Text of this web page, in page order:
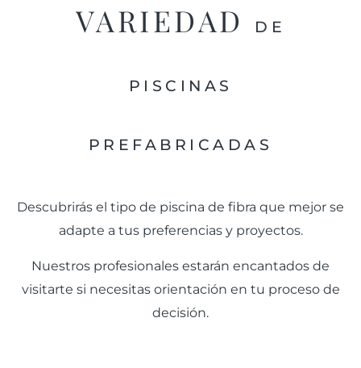
VARIEDAD DE
PISCINAS
PREFABRICADAS
Descubrirás el tipo de piscina de fibra que mejor se
adapte a tus preferencias y proyectos.
Nuestros profesionales estarán encantados de
visitarte si necesitas orientación en tu proceso de
decisión.